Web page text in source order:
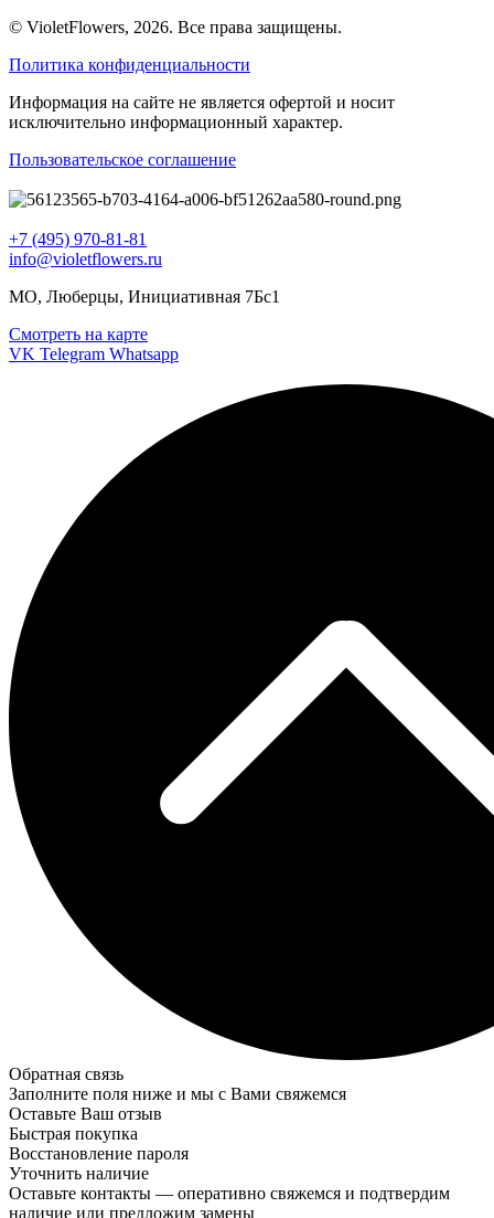
© VioletFlowers, 2026. Все права защищены.
Политика конфиденциальности
Информация на сайте не является офертой и носит
исключительно информационный характер.
Пользовательское соглашение
+7 (495) 970-81-81
info@violetflowers.ru
МО, Люберцы, Инициативная 7Бс1
Смотреть на карте
VK Telegram Whatsapp
Обратная связь
Заполните поля ниже и мы с Вами свяжемся
Оставьте Ваш отзыв
Быстрая покупка
Восстановление пароля
Уточнить наличие
Оставьте контакты — оперативно свяжемся и подтвердим
наличие или предложим замены